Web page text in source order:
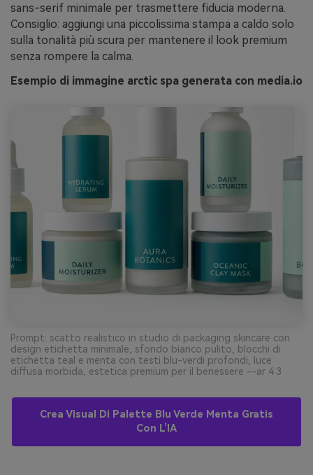
sans-serif minimale per trasmettere fiducia moderna.
Consiglio: aggiungi una piccolissima stampa a caldo solo
sulla tonalità più scura per mantenere il look premium
senza rompere la calma.
Esempio di immagine arctic spa generata con media.io
Prompt: scatto realistico in studio di packaging skincare con
design etichetta minimale, sfondo bianco pulito, blocchi di
etichetta teal e menta con testi blu-verdi profondi, luce
diffusa morbida, estetica premium per il benessere --ar 4:3
Crea Visual Di Palette Blu Verde Menta Gratis
Con L’IA